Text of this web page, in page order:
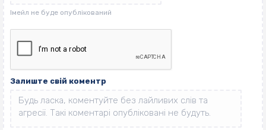
Залиште свій коментр